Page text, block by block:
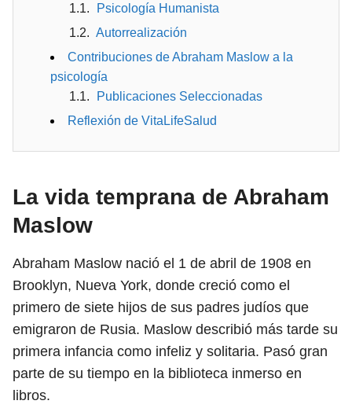
Psicología Humanista
Autorrealización
Contribuciones de Abraham Maslow a la
psicología
Publicaciones Seleccionadas
Reflexión de VitaLifeSalud
La vida temprana de Abraham
Maslow
Abraham Maslow nació el 1 de abril de 1908 en
Brooklyn, Nueva York, donde creció como el
primero de siete hijos de sus padres judíos que
emigraron de Rusia. Maslow describió más tarde su
primera infancia como infeliz y solitaria. Pasó gran
parte de su tiempo en la biblioteca inmerso en
libros.